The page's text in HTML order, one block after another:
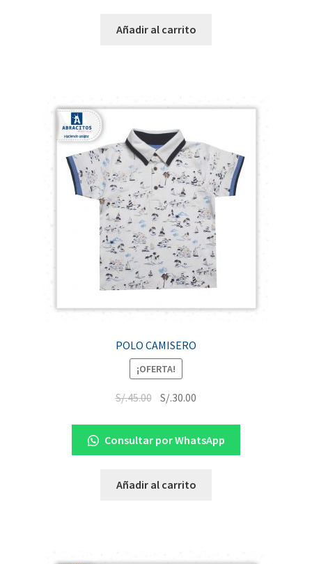
Añadir al carrito
POLO CAMISERO
¡OFERTA!
S/.45.00 S/.30.00
Consultar por WhatsApp
Añadir al carrito